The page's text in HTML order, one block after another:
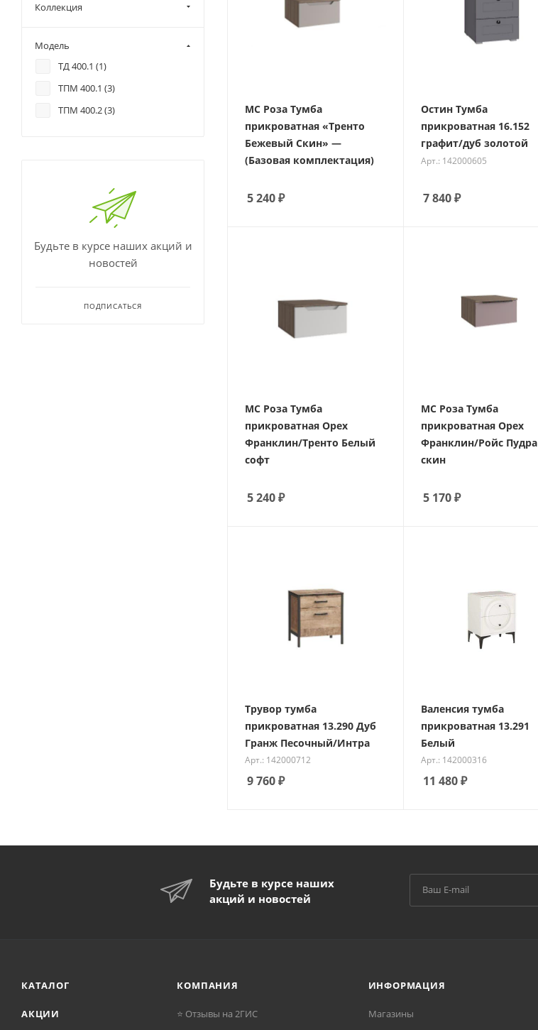
МС Роза Тумба
прикроватная «Тренто
Бежевый Скин» —
(Базовая комплектация)
5 240₽
Остин Тумба
прикроватная 16.152
графит/дуб золотой
Арт.: 142000605
7 840₽
МС Роза Тумба
прикроватная Орех
Франклин/Тренто Белый
софт
5 240₽
МС Роза Тумба
прикроватная Орех
Франклин/Ройс Пудра
скин
5 170₽
Трувор тумба
прикроватная 13.290 Дуб
Гранж Песочный/Интра
Арт.: 142000712
9 760₽
Валенсия тумба
прикроватная 13.291
Белый
Арт.: 142000316
11 480₽
Коллекция
Модель
ТД 400.1 (1)
ТПМ 400.1 (3)
ТПМ 400.2 (3)
Будьте в курсе наших акций и
новостей
ПОДПИСАТЬСЯ
Будьте в курсе наших
акций и новостей
КАТАЛОГ
АКЦИИ
КОМПАНИЯ
⭐ Отзывы на 2ГИС
ИНФОРМАЦИЯ
Магазины